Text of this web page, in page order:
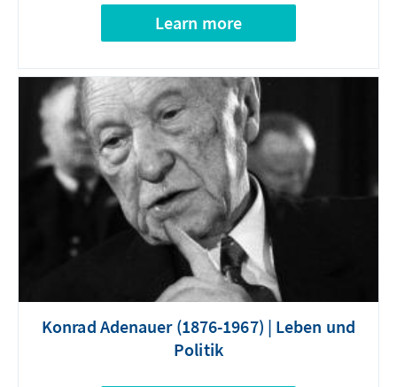
Learn more
Konrad Adenauer (1876-1967) | Leben und
Politik